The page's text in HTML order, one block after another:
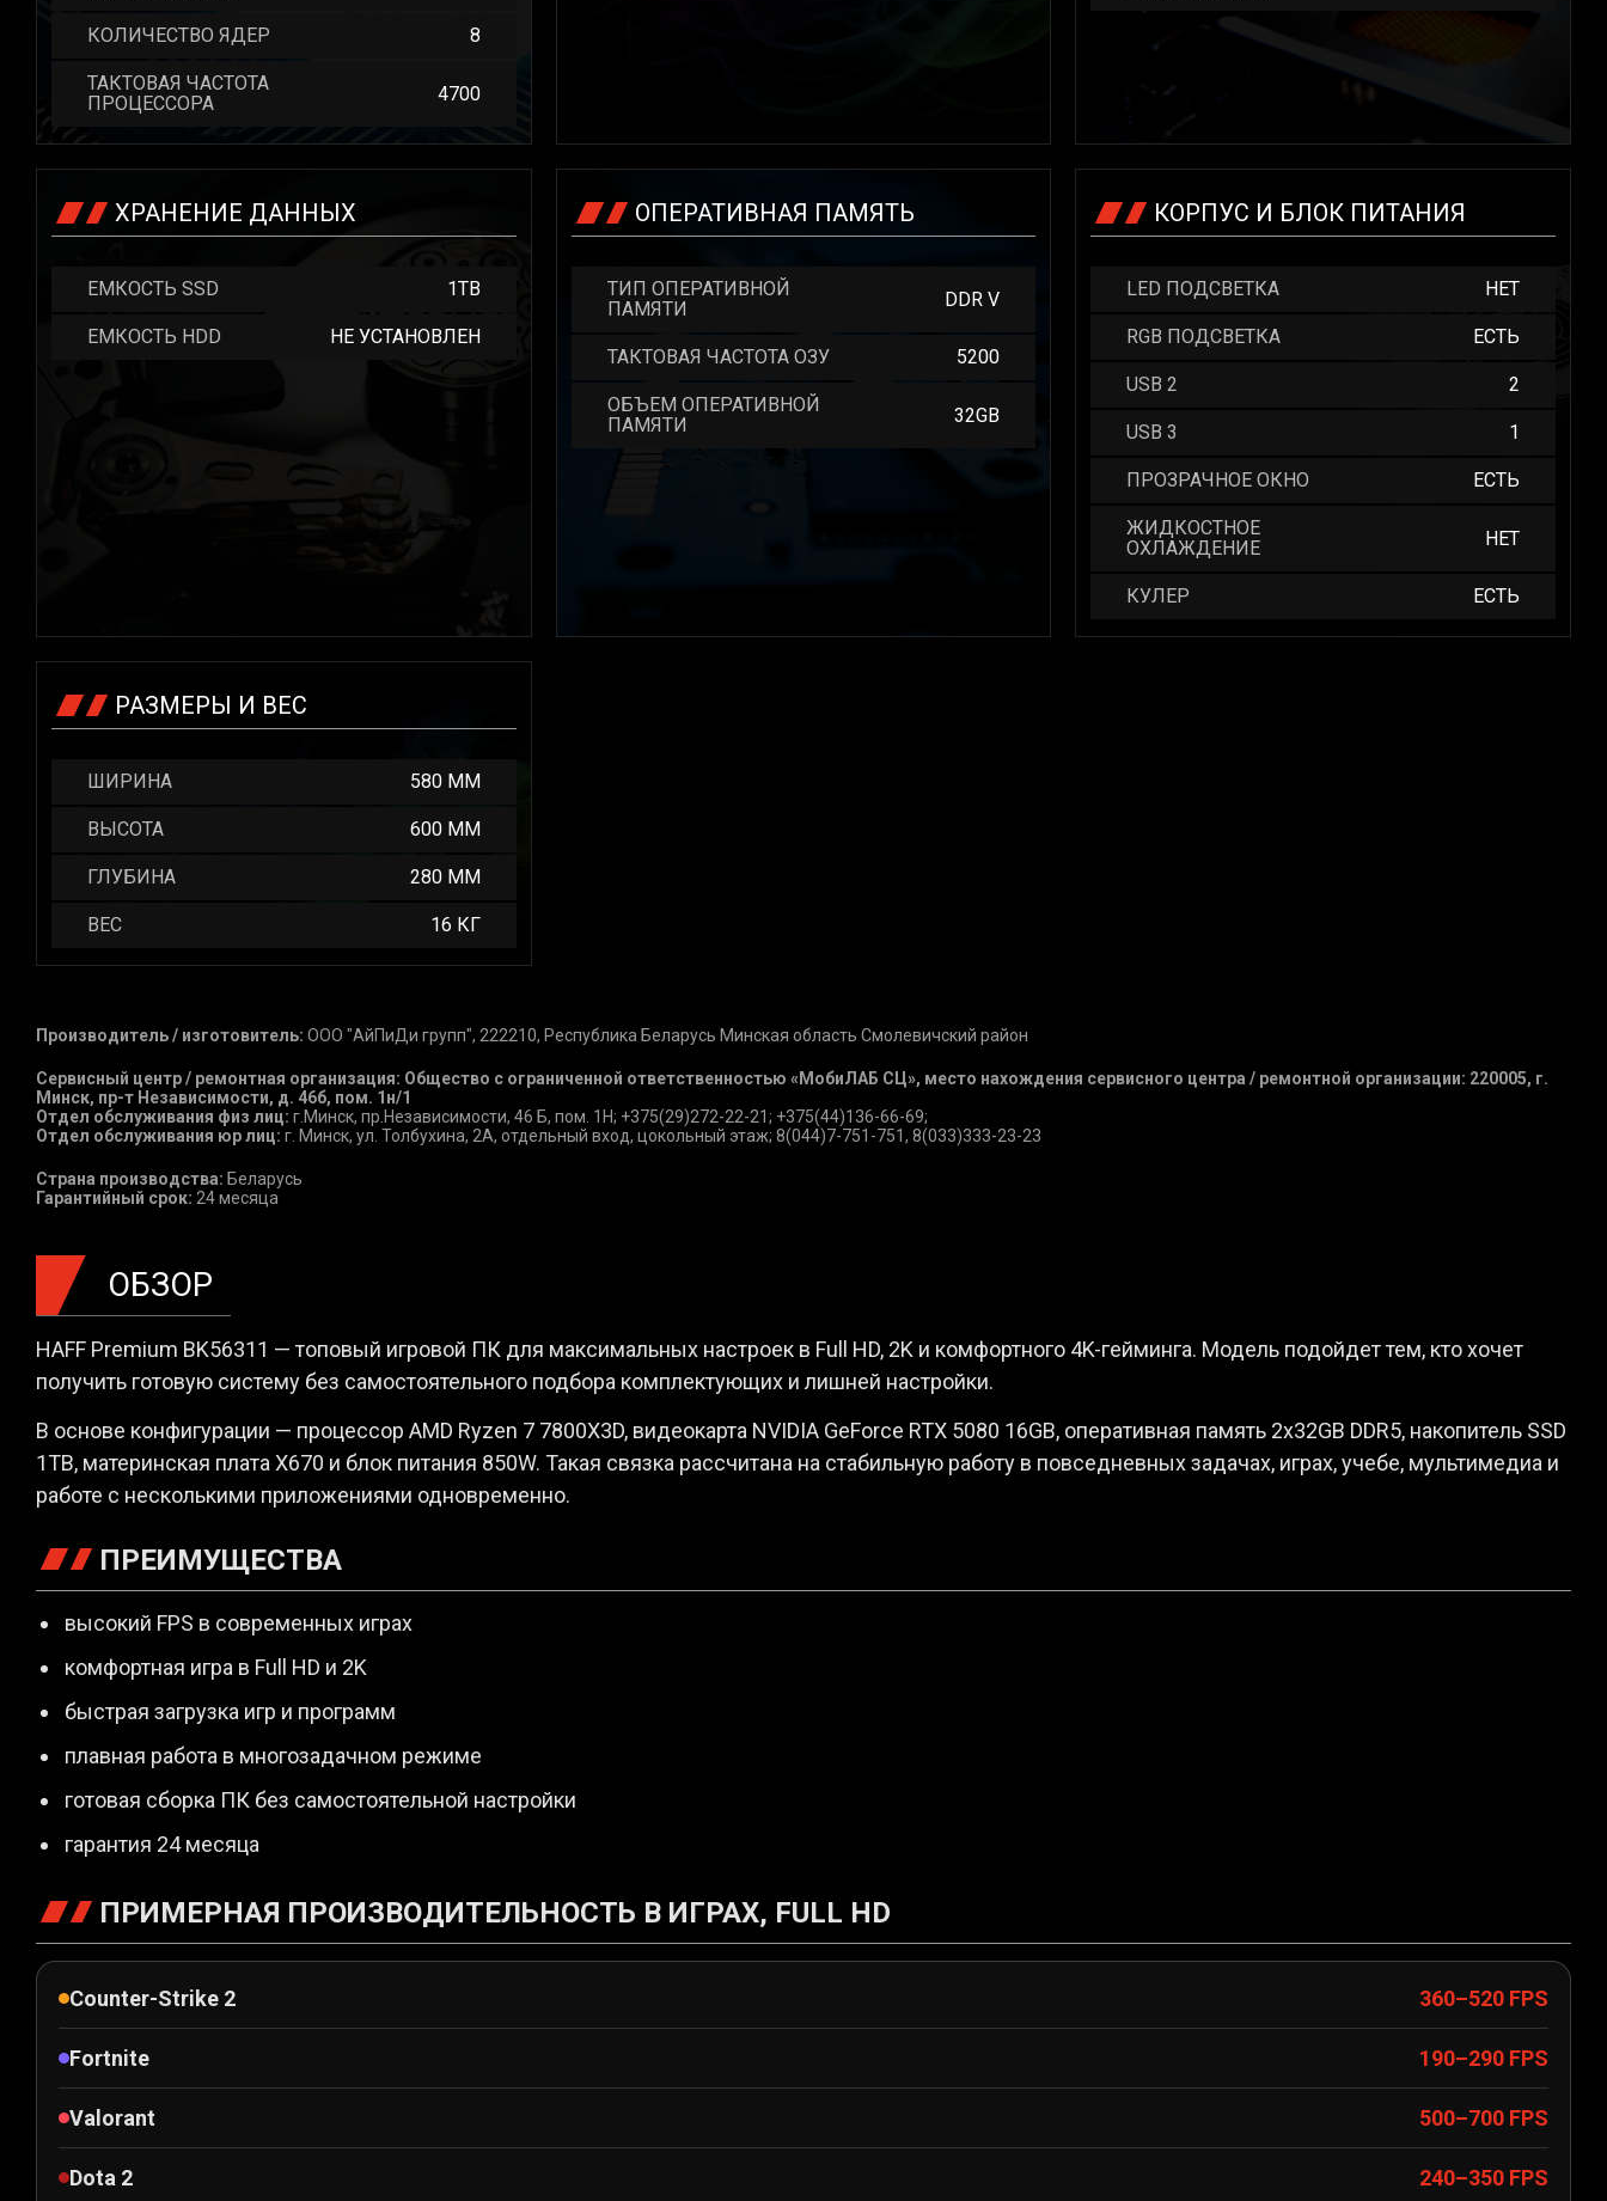
КОЛИЧЕСТВО ЯДЕР 8
ТАКТОВАЯ ЧАСТОТА
ПРОЦЕССОРА
4700
ХРАНЕНИЕ ДАННЫХ
ЕМКОСТЬ SSD 1TB
ЕМКОСТЬ HDD НЕ УСТАНОВЛЕН
ОПЕРАТИВНАЯ ПАМЯТЬ
ТИП ОПЕРАТИВНОЙ
ПАМЯТИ
DDR V
ТАКТОВАЯ ЧАСТОТА ОЗУ 5200
ОБЪЕМ ОПЕРАТИВНОЙ
ПАМЯТИ
32GB
КОРПУС И БЛОК ПИТАНИЯ
LED ПОДСВЕТКА НЕТ
RGB ПОДСВЕТКА ЕСТЬ
USB 2 2
USB 3 1
ПРОЗРАЧНОЕ ОКНО ЕСТЬ
ЖИДКОСТНОЕ
ОХЛАЖДЕНИЕ
НЕТ
КУЛЕР ЕСТЬ
РАЗМЕРЫ И ВЕС
ШИРИНА 580 ММ
ВЫСОТА 600 ММ
ГЛУБИНА 280 ММ
ВЕС 16 КГ
Производитель / изготовитель: ООО "АйПиДи групп", 222210, Республика Беларусь Минская область Смолевичский район
Сервисный центр / ремонтная организация: Общество с ограниченной ответственностью «МобиЛАБ СЦ», место нахождения сервисного центра / ремонтной организации: 220005, г.
Минск, пр-т Независимости, д. 46б, пом. 1н/1
Отдел обслуживания физ лиц: г.Минск, пр.Независимости, 46 Б, пом. 1Н; +375(29)272-22-21; +375(44)136-66-69;
Отдел обслуживания юр лиц: г. Минск, ул. Толбухина, 2А, отдельный вход, цокольный этаж; 8(044)7-751-751, 8(033)333-23-23
Страна производства: Беларусь
Гарантийный срок: 24 месяца
ОБЗОР
HAFF Premium BK56311 — топовый игровой ПК для максимальных настроек в Full HD, 2K и комфортного 4K-гейминга. Модель подойдет тем, кто хочет
получить готовую систему без самостоятельного подбора комплектующих и лишней настройки.
В основе конфигурации — процессор AMD Ryzen 7 7800X3D, видеокарта NVIDIA GeForce RTX 5080 16GB, оперативная память 2x32GB DDR5, накопитель SSD
1TB, материнская плата X670 и блок питания 850W. Такая связка рассчитана на стабильную работу в повседневных задачах, играх, учебе, мультимедиа и
работе с несколькими приложениями одновременно.
ПРЕИМУЩЕСТВА
высокий FPS в современных играх
комфортная игра в Full HD и 2K
быстрая загрузка игр и программ
плавная работа в многозадачном режиме
готовая сборка ПК без самостоятельной настройки
гарантия 24 месяца
ПРИМЕРНАЯ ПРОИЗВОДИТЕЛЬНОСТЬ В ИГРАХ, FULL HD
Counter-Strike 2 360–520 FPS
Fortnite 190–290 FPS
Valorant 500–700 FPS
Dota 2 240–350 FPS